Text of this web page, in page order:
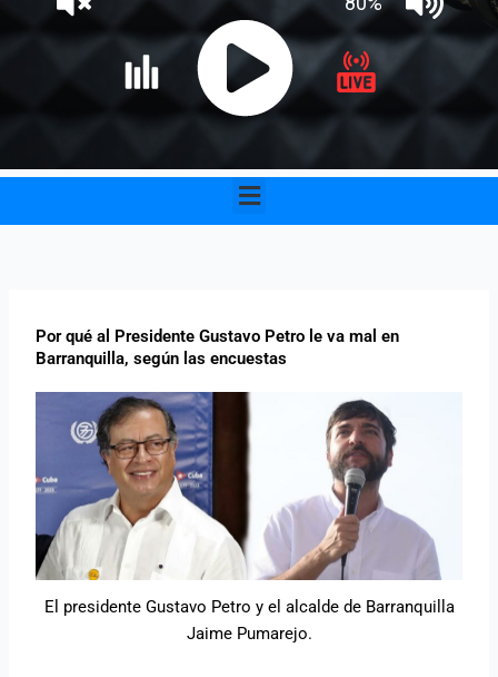
Menu
Por qué al Presidente Gustavo Petro le va mal en
Barranquilla, según las encuestas
El presidente Gustavo Petro y el alcalde de Barranquilla
Jaime Pumarejo.